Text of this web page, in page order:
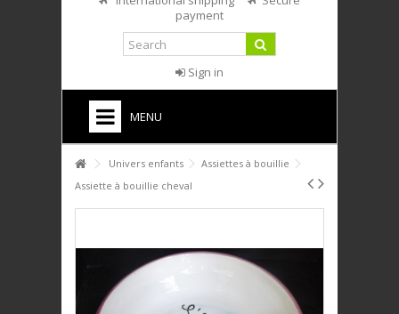
payment
Sign in
MENU
HOME
+
PTIT DÉJ'
+
PLAQUES DÉCORATIVES
Univers enfants
Assiettes à bouillie
Assiette à bouillie cheval